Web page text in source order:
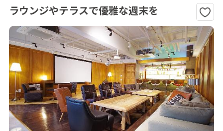
ラウンジやテラスで優雅な週末を